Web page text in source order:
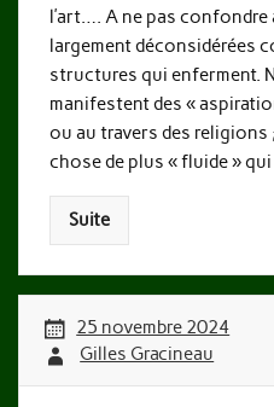
l’art…. A ne pas
largement déconsidérées
structures qui enferment.
manifestent des «
ou au travers des
chose de plus « fluide »
Suite
25 novembre 2024
Gilles Gracineau